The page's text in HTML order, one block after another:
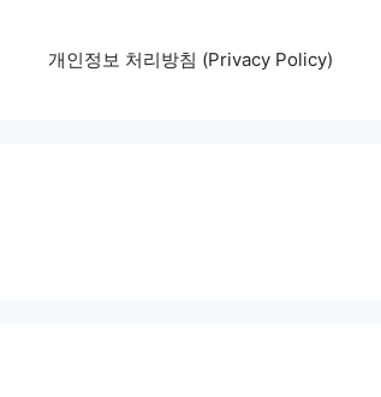
개인정보 처리방침 (Privacy Policy)